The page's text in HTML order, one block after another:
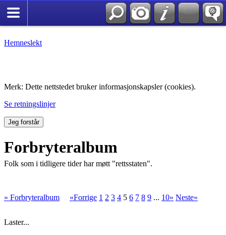
Hemneslekt
Merk: Dette nettstedet bruker informasjonskapsler (cookies).
Se retningslinjer
Jeg forstår
Forbryteralbum
Folk som i tidligere tider har møtt "rettsstaten".
» Forbryteralbum «Forrige 1 2 3 4 5 6 7 8 9 ... 10» Neste»
Laster...